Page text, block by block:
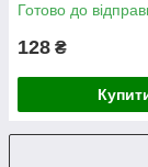
Готово до
128 ₴